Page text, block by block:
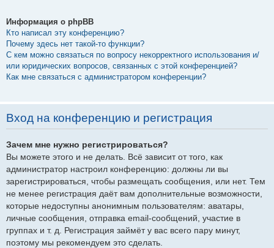
Информация о phpBB
Кто написал эту конференцию?
Почему здесь нет такой-то функции?
С кем можно связаться по вопросу некорректного использования и/
или юридических вопросов, связанных с этой конференцией?
Как мне связаться с администратором конференции?
Вход на конференцию и регистрация
Зачем мне нужно регистрироваться?
Вы можете этого и не делать. Всё зависит от того, как
администратор настроил конференцию: должны ли вы
зарегистрироваться, чтобы размещать сообщения, или нет. Тем
не менее регистрация даёт вам дополнительные возможности,
которые недоступны анонимным пользователям: аватары,
личные сообщения, отправка email-сообщений, участие в
группах и т. д. Регистрация займёт у вас всего пару минут,
поэтому мы рекомендуем это сделать.